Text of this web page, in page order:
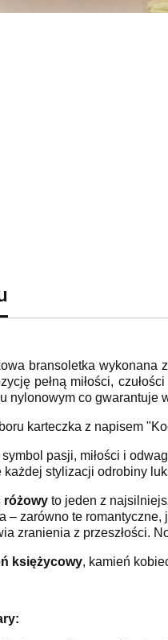
bransoletka wykonana
pełną miłości,
nylonowym co gwarantuje
karteczka z napisem
symbol pasji, miłości i
każdej stylizacji odrobiny
różowyto jeden z
– zarówno te romantyczne,
zranienia z przeszłości.
księżycowy, kamień